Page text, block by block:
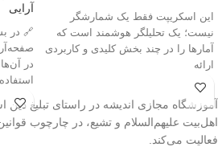
این اسکریپت فقط یک شمارشگر
نیست؛ یک تحلیلگر هوشمند است که
آمارها را در چند بخش کلیدی و کاربردی
ارائه
آرایی
🔗 در
در
استفاده
آموزشگاه مجازی اندیشه در راستای تبلیغ دین
اهل‌بیت علیهم‌السلام و تشیع، در چارچوب
فعالیت می‌کند.